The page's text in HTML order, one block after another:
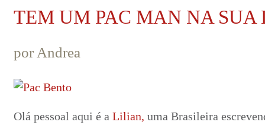
TEM UM PAC MAN NA
por Andrea
Olá pessoal aqui é a Lilian, uma Brasileira